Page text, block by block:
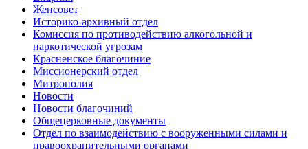
Женсовет
Историко-архивный отдел
Комиссия по противодействию алкогольной и
наркотической угрозам
Красненское благочиние
Миссионерский отдел
Митрополия
Новости
Новости благочиний
Общецерковные документы
Отдел по взаимодействию с вооруженными силами и
правоохранительными органами